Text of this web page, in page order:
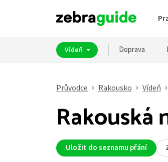
Vídeň Doprava
Průvodce Rakousko Vídeň
Rakouská
Uložit do seznamu přání